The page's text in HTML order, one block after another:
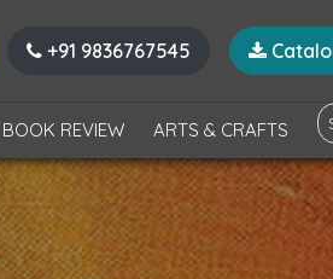
+91 9836767545
BOOK REVIEW ARTS & CRAFTS